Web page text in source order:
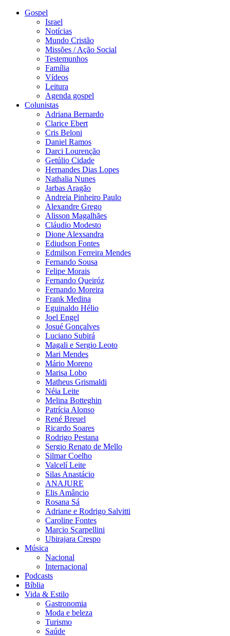
Gospel
Israel
Notícias
Mundo Cristão
Missões / Ação Social
Testemunhos
Família
Vídeos
Leitura
Agenda gospel
Colunistas
Adriana Bernardo
Clarice Ebert
Cris Beloni
Daniel Ramos
Darci Lourenção
Getúlio Cidade
Hernandes Dias Lopes
Nathalia Nunes
Jarbas Aragão
Andreia Pinheiro Paulo
Alexandre Grego
Alisson Magalhães
Cláudio Modesto
Dione Alexsandra
Ediudson Fontes
Edmilson Ferreira Mendes
Fernando Sousa
Felipe Morais
Fernando Queiróz
Fernando Moreira
Frank Medina
Eguinaldo Hélio
Joel Engel
Josué Gonçalves
Luciano Subirá
Magali e Sergio Leoto
Mari Mendes
Mário Moreno
Marisa Lobo
Matheus Grismaldi
Néia Leite
Melina Botteghin
Patrícia Alonso
René Breuel
Ricardo Soares
Rodrigo Pestana
Sergio Renato de Mello
Silmar Coelho
Valcelí Leite
Silas Anastácio
ANAJURE
Elis Amâncio
Rosana Sá
Adriane e Rodrigo Salvitti
Caroline Fontes
Marcio Scarpellini
Ubirajara Crespo
Música
Nacional
Internacional
Podcasts
Bíblia
Vida & Estilo
Gastronomia
Moda e beleza
Turismo
Saúde